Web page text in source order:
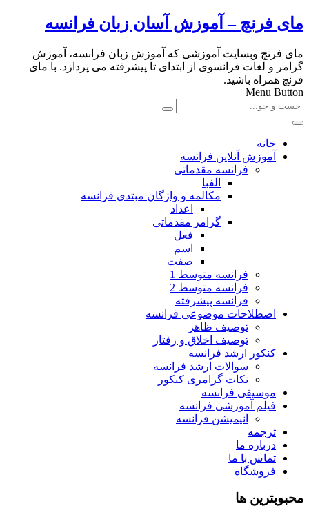
مای فرنچ – آموزش آسان زبان فرانسه
مای فرنچ وبسایت آموزشی که آموزش زبان فرانسه، آموزش
گرامر و لغات فرانسوی از ابتدای تا پیشرفته می پردازد. با مای
فرنچ همراه باشید.
Menu Button
خانه
آموزش آنلاین فرانسه
فرانسه مقدماتی
الفبا
مکالمه و واژگان مبتدی فرانسه
اعداد
گرامر مقدماتی
فعل
اسم
صفت
فرانسه متوسط 1
فرانسه متوسط 2
فرانسه پیشرفته
اصطلاحات موضوعی فرانسه
توصیف ظاهر
توصیف اخلاق و رفتار
کنکور ارشد فرانسه
سوالات ارشد فرانسه
نکات گرامری کنکور
موسیقی فرانسه
فیلم آموزشی فرانسه
انیمیشن فرانسه
ترجمه
درباره ما
تماس با ما
فروشگاه
محبوبترین ها